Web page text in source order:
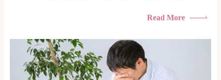
られたくない・借金の催促、取り立てで憂鬱になる。・闇金に
がありま...
Read More